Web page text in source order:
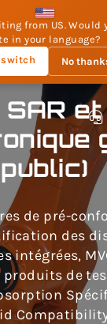
from US. Would
in your language?
switch
No
et
public)
de pré-
des
intégrées,
de